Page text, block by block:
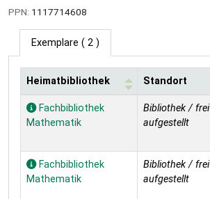
PPN: 1117714608
Exemplare ( 2 )
Exemplare
Heimatbibliothek Standort
Fachbibliothek
Mathematik
Bibliothek / frei
aufgestellt
Fachbibliothek
Mathematik
Bibliothek / frei
aufgestellt